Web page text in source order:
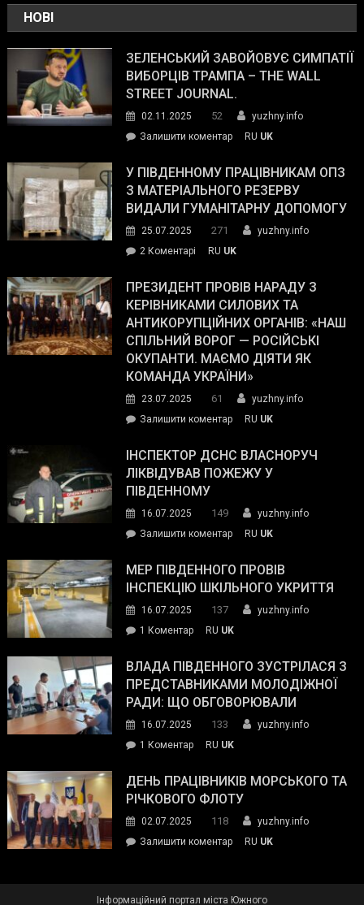
НОВІ
ЗЕЛЕНСЬКИЙ ЗАВОЙОВУЄ СИМПАТІЇ
ВИБОРЦІВ ТРАМПА – THE WALL
STREET JOURNAL.
02.11.2025 52
yuzhny.info
Залишити коментарon
завойовує
симпатії
виборців
The
Street
Journal.
RU UK
У ПІВДЕННОМУ ПРАЦІВНИКАМ ОПЗ
З МАТЕРІАЛЬНОГО РЕЗЕРВУ
ВИДАЛИ ГУМАНІТАРНУ ДОПОМОГУ
25.07.2025 271
yuzhny.info
2 Коментарі
Південному
працівникам
ОПЗ
з
матеріального
резерву
гуманітарну
допомогу
RU UK
ПРЕЗИДЕНТ ПРОВІВ НАРАДУ З
КЕРІВНИКАМИ СИЛОВИХ ТА
АНТИКОРУПЦІЙНИХ ОРГАНІВ: «НАШ
СПІЛЬНИЙ ВОРОГ — РОСІЙСЬКІ
ОКУПАНТИ. МАЄМО ДІЯТИ ЯК
КОМАНДА УКРАЇНИ»
23.07.2025 61
yuzhny.info
Залишити коментарon
провів
нараду
силових
та
органів:
«Наш
спільний
окупанти.
Маємо
діяти
команда
RU UK
ІНСПЕКТОР ДСНС ВЛАСНОРУЧ
ЛІКВІДУВАВ ПОЖЕЖУ У
ПІВДЕННОМУ
16.07.2025 149
yuzhny.info
Залишити коментарon
ДСНС
власноруч
пожежу
у
RU UK
МЕР ПІВДЕННОГО ПРОВІВ
ІНСПЕКЦІЮ ШКІЛЬНОГО УКРИТТЯ
16.07.2025 137
yuzhny.info
1 Коментардо
Південного
провів
інспекцію
укриття
RU UK
ВЛАДА ПІВДЕННОГО ЗУСТРІЛАСЯ З
ПРЕДСТАВНИКАМИ МОЛОДІЖНОЇ
РАДИ: ЩО ОБГОВОРЮВАЛИ
16.07.2025 133
yuzhny.info
1 Коментардо
Південного
зустрілася
представниками
молодіжної
обговорювали
RU UK
ДЕНЬ ПРАЦІВНИКІВ МОРСЬКОГО ТА
РІЧКОВОГО ФЛОТУ
02.07.2025 118
yuzhny.info
Залишити коментарon
RU UK
Інформаційний портал міста Южного